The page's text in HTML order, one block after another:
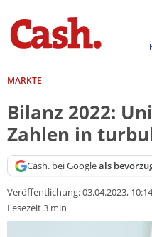
MÄRKTE
Bilanz 2022:
Zahlen in
Cash. bei Googleals
Veröffentlichung:03.04.2023,
Lesezeit 3 min